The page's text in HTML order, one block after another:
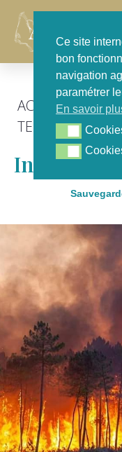
ACTU GÉNÉRALE
TERRITOIRE
Incendies
Ce site
bon
navigation
paramétrer
En savoir
Cookies
Cookies